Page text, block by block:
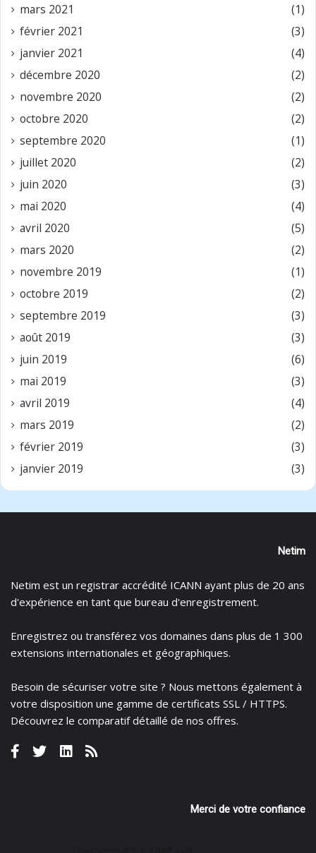
mars 2021
(1)
février 2021
(3)
janvier 2021
(4)
décembre 2020
(2)
novembre 2020
(2)
octobre 2020
(2)
septembre 2020
(1)
juillet 2020
(2)
juin 2020
(3)
mai 2020
(4)
avril 2020
(5)
mars 2020
(2)
novembre 2019
(1)
octobre 2019
(2)
septembre 2019
(3)
août 2019
(3)
juin 2019
(6)
mai 2019
(3)
avril 2019
(4)
mars 2019
(2)
février 2019
(3)
janvier 2019
(3)
Netim
Netim est un registrar accrédité ICANN ayant plus de 20 ans
d'expérience en tant que bureau d'enregistrement.
Enregistrez ou transférez vos domaines dans plus de 1 300
extensions internationales et géographiques.
Besoin de sécuriser votre site ? Nous mettons également à
votre disposition une gamme de certificats SSL / HTTPS.
Découvrez le comparatif détaillé de nos offres.
Merci de votre confiance